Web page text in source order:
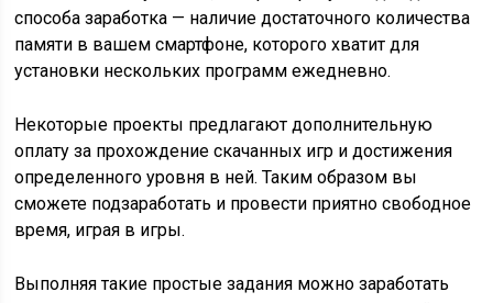
способа заработка — наличие достаточного количества
памяти в вашем смартфоне, которого хватит для
установки нескольких программ ежедневно.
Некоторые проекты предлагают дополнительную
оплату за прохождение скачанных игр и достижения
определенного уровня в ней. Таким образом вы
сможете подзаработать и провести приятно свободное
время, играя в игры.
Выполняя такие простые задания можно заработать